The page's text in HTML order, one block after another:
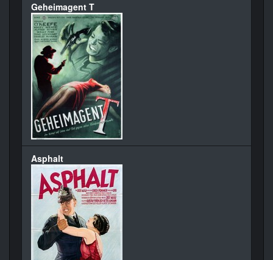
Geheimagent T
Asphalt